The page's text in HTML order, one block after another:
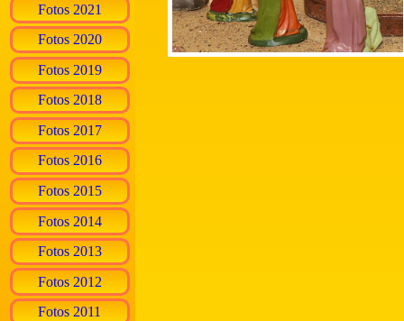
Fotos 2021
Fotos 2020
Fotos 2019
Fotos 2018
Fotos 2017
Fotos 2016
Fotos 2015
Fotos 2014
Fotos 2013
Fotos 2012
Fotos 2011